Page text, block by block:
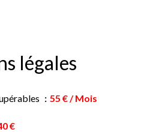
légales
55 € / Mois
€